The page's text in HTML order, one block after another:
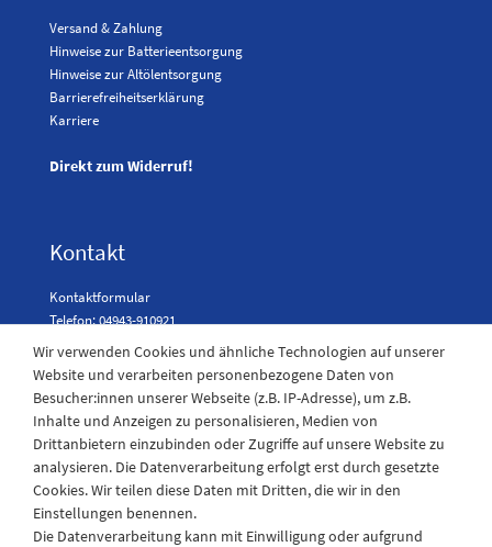
Versand & Zahlung
Hinweise zur Batterieentsorgung
Hinweise zur Altölentsorgung
Barrierefreiheitserklärung
Karriere
Direkt zum Widerruf!
Kontakt
Kontaktformular
Telefon: 04943-910921
Laden Öffnungszeiten
Montag - Freitag
08:30 - 12:30 und 13.00 - 17.30 Uhr
Samstags
08:30 bis 12:30 Uhr
Wir verwenden Cookies und ähnliche Technologien auf unserer
Website und verarbeiten personenbezogene Daten von
Besucher:innen unserer Webseite (z.B. IP-Adresse), um z.B.
Inhalte und Anzeigen zu personalisieren, Medien von
Drittanbietern einzubinden oder Zugriffe auf unsere Website zu
analysieren. Die Datenverarbeitung erfolgt erst durch gesetzte
Cookies. Wir teilen diese Daten mit Dritten, die wir in den
Einstellungen benennen.
Die Datenverarbeitung kann mit Einwilligung oder aufgrund